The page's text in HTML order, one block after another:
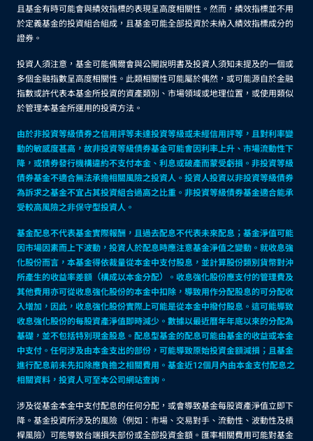
且基金有時可能會與績效指標的表現呈高度相關性。然而，績效指標並不用
於定義基金的投資組合組成，且基金可能全部投資於未納入績效指標成分的
證券。
投資人須注意，基金可能偶爾會與公開說明書及投資人須知未提及的一個或
多個金融指數呈高度相關性。此類相關性可能屬於偶然，或可能源自於金融
指數或許代表本基金所投資的資產類別、市場領域或地理位置，或使用類似
於管理本基金所運用的投資方法。
由於非投資等級債券之信用評等未達投資等級或未經信用評等，且對利率變
動的敏感度甚高，故非投資等級債券基金可能會因利率上升、市場流動性下
降，或債券發行機構違約不支付本金、利息或破產而蒙受虧損。非投資等級
債券基金不適合無法承擔相關風險之投資人。投資人投資以非投資等級債券
為訴求之基金不宜占其投資組合過高之比重。非投資等級債券基金適合能承
受較高風險之非保守型投資人。
基金配息不代表基金實際報酬，且過去配息不代表未來配息；基金淨值可能
因市場因素而上下波動，投資人於配息時應注意基金淨值之變動。就收息強
化股份而言，本基金得依裁量從本金中支付股息，並計算股份類別貨幣對沖
所產生的收益率差額（構成以本金分配）。收息強化股份應支付的管理費及
其他費用亦可從收息強化股份的本金中扣除，導致用作分配股息的可分配收
入增加，因此，收息強化股份實際上可能是從本金中撥付股息。這可能導致
收息強化股份的每股資產淨值即時減少。數據以最近曆年年底以來的分配為
基礎，並不包括特別現金股息。配息型基金的配息可能由基金的收益或本金
中支付。任何涉及由本金支出的部份，可能導致原始投資金額減損；且基金
進行配息前未先扣除應負擔之相關費用。基金近12個月內由本金支付配息之
相關資料，投資人可至本公司網站查詢。
涉及從基金本金中支付配息的任何分配，或會導致基金每股資產淨值立即下
降。基金投資所涉及的風險（例如：市場、交易對手、流動性、波動性及槓
桿風險）可能導致台端損失部份或全部投資金額。匯率相關費用可能對基金